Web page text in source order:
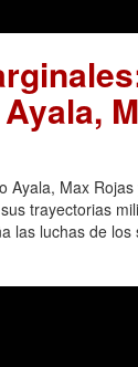
Ayala, Max
trayectorias
las luchas de los